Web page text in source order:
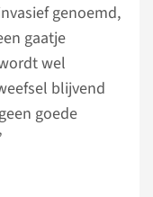
genoemd,
gaatje
wel
blijvend
goede